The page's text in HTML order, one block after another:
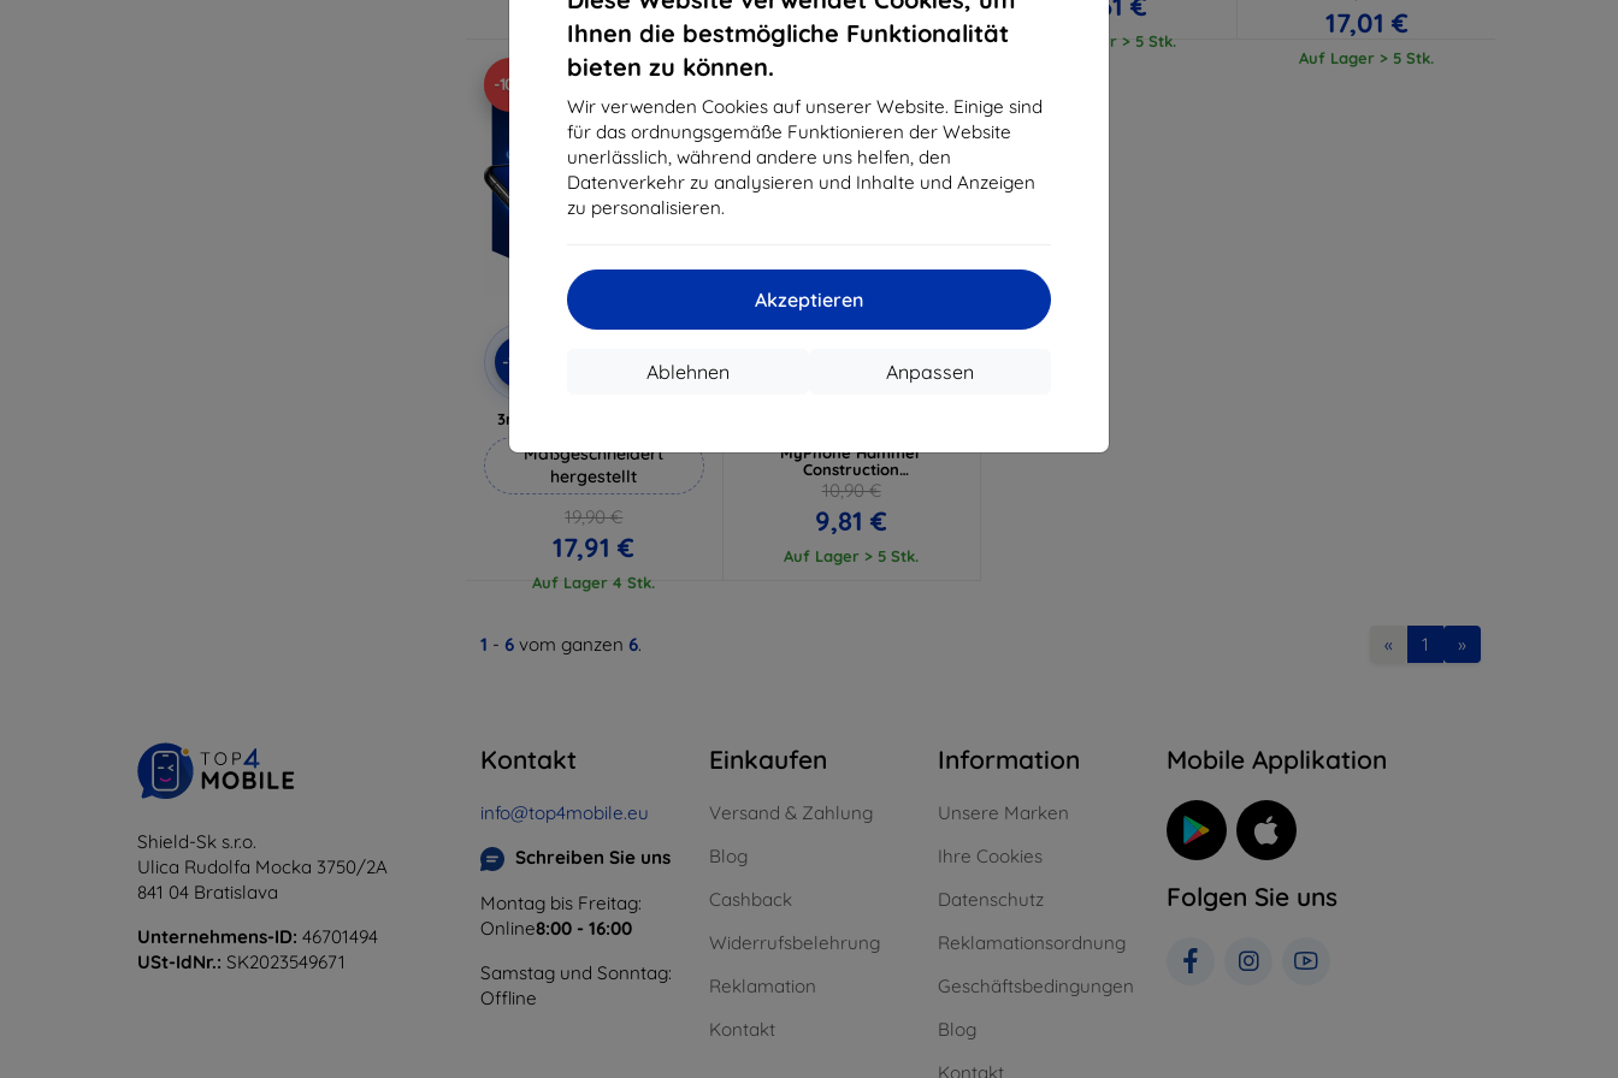
Ihnen die bestmögliche Funktionalität
bieten zu können.
Wir verwenden Cookies auf unserer Website. Einige sind
für das ordnungsgemäße Funktionieren der Website
unerlässlich, während andere uns helfen, den
Datenverkehr zu analysieren und Inhalte und Anzeigen
zu personalisieren.
Akzeptieren
Anpassen
Ablehnen
Auf Lager 3 Stk. Auf Lager > 5 Stk. Auf Lager > 5 Stk.
17,01 €
Auf Lager > 5 Stk.
-10%
-10% EXTRA10
3mk Hammer Schutzfolie
Maßgeschneidert
hergestellt
19,90 €
17,91 €
Auf Lager 4 Stk.
Gutschein
MyPhone Hammer
Construction
(5903108496681)
10,90 €
9,81 €
Auf Lager > 5 Stk.
1 - 6 vom ganzen 6. « 1 »
Shield-Sk s.r.o.
Ulica Rudolfa Mocka 3750/2A
841 04 Bratislava
Unternehmens-ID: 46701494
USt-IdNr.: SK2023549671
Kontakt
info@top4mobile.eu
Schreiben Sie uns
Montag bis Freitag:
Online8:00 - 16:00
Samstag und Sonntag:
Offline
Einkaufen
Versand & Zahlung
Blog
Cashback
Widerrufsbelehrung
Reklamation
Kontakt
Information
Unsere Marken
Ihre Cookies
Datenschutz
Reklamationsordnung
Geschäftsbedingungen
Blog
Kontakt
Mobile Applikation
Folgen Sie uns